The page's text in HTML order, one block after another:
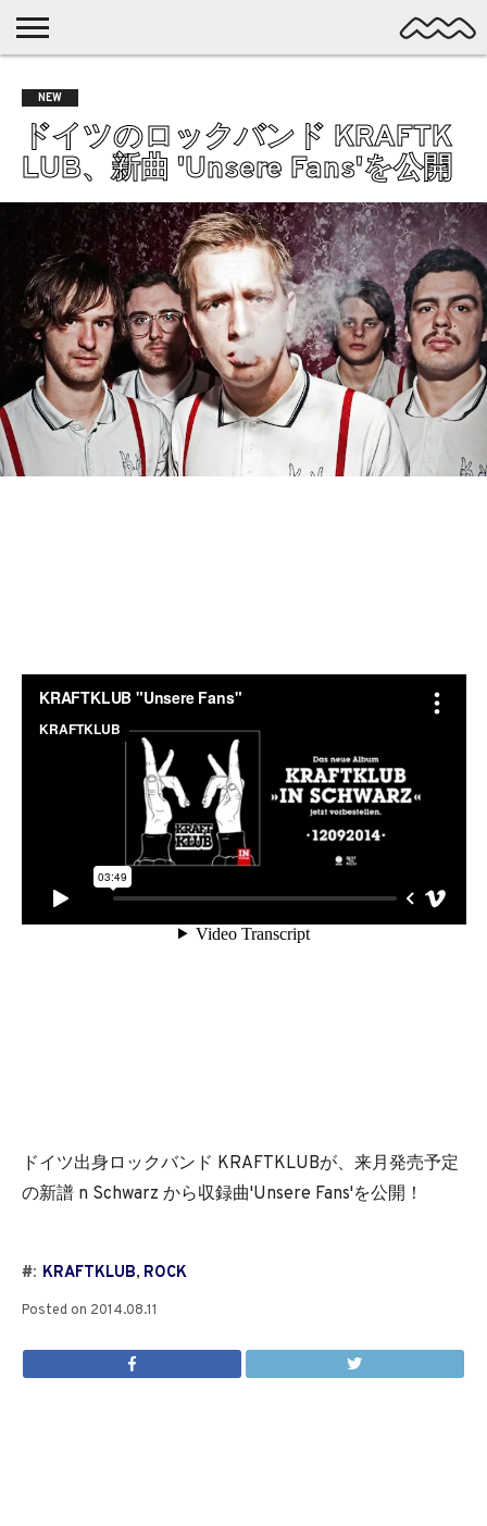
MUSIC
LATEST
POSTS
SPOTLIGHT
NYP
/ DL
DISCOVERY
POP
ALTERNATIVE
ELECTRONIC
FOLK
PSYCH
DREAMPOP
POSTPUNK
LO-
FI
GARAGE
EXPERIMENTAL
SYNTHPOP
PUNK
SHOEGAZE
NEW
ドイツのロックバンド KRAFTK
LUB、新曲 'Unsere Fans'を公開
ドイツ出身ロックバンド KRAFTKLUBが、来月発売予定
の新譜 n Schwarz から収録曲'Unsere Fans'を公開！
#: KRAFTKLUB, ROCK
Posted on 2014.08.11